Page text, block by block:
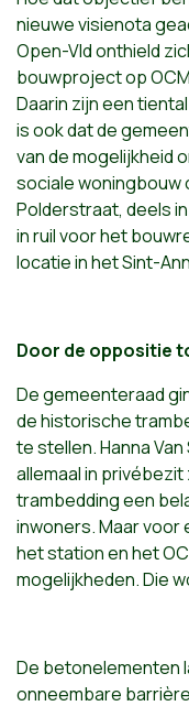
nieuwe visienota
Open-Vld onthield
bouwproject op
Daarin zijn een
is ook dat de
van de mogelijkheid
sociale woningbouw
Polderstraat, deels
in ruil voor het
locatie in het Sint-
Door de oppositie
De gemeenteraad
de historische
te stellen. Hanna
allemaal in privébezit
trambedding een
inwoners. Maar
het station en het
mogelijkheden. Die
De betonelementen
onneembare